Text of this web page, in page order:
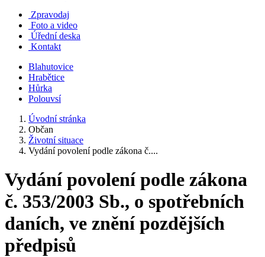
Zpravodaj
Foto a video
Úřední deska
Kontakt
Blahutovice
Hrabětice
Hůrka
Polouvsí
Úvodní stránka
Občan
Životní situace
Vydání povolení podle zákona č....
Vydání povolení podle zákona
č. 353/2003 Sb., o spotřebních
daních, ve znění pozdějších
předpisů